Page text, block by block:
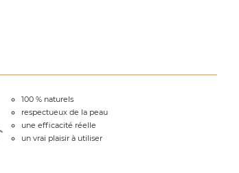
100 % naturels
respectueux de la peau
une efficacité réelle
un vrai plaisir à utiliser